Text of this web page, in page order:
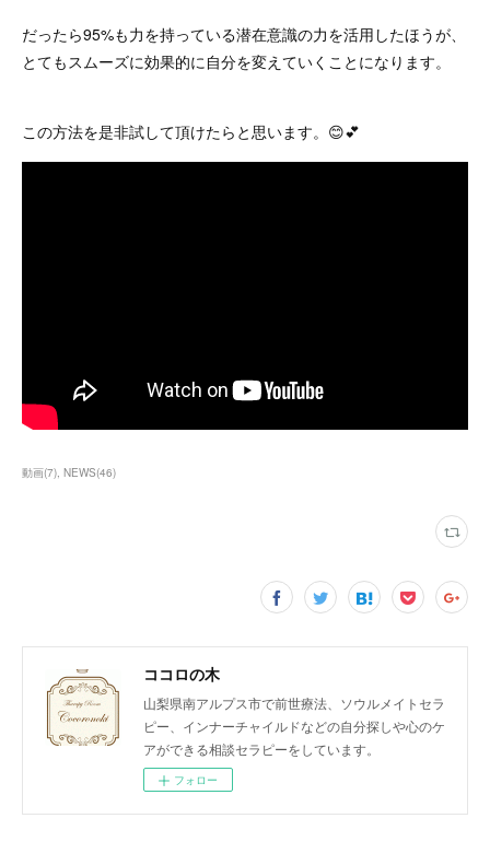
だったら95%も力を持っている潜在意識の力を活用したほうが、
とてもスムーズに効果的に自分を変えていくことになります。
この方法を是非試して頂けたらと思います。😊💕
動画(7) NEWS(46)
ココロの木
山梨県南アルプス市で前世療法、ソウルメイトセラ
ピー、インナーチャイルドなどの自分探しや心のケ
アができる相談セラピーをしています。
フォロー